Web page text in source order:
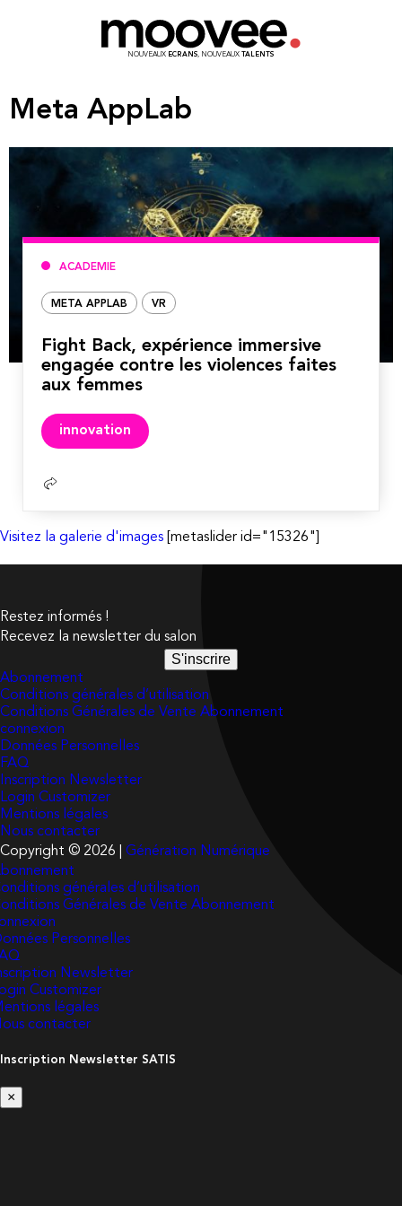
NOUVEAUX ECRANS, NOUVEAUX TALENTS
Meta AppLab
ACADEMIE
META APPLAB VR
Fight Back, expérience immersive
engagée contre les violences faites
aux femmes
innovation
Visitez la galerie d'images [metaslider id="15326"]
Restez informés !
Recevez la newsletter du salon
S'inscrire
Abonnement
Conditions générales d’utilisation
Conditions Générales de Vente Abonnement
connexion
Données Personnelles
FAQ
Inscription Newsletter
Login Customizer
Mentions légales
Nous contacter
Copyright © 2026 | Génération Numérique
générales d’utilisation
Générales de Vente Abonnement
Personnelles
Newsletter
Customizer
légales
contacter
Inscription Newsletter SATIS
×